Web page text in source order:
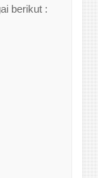
berikut :